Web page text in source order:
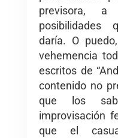
previsora,
posibilidades
daría. O
vehemencia
escritos de
contenido no
que los
improvisación
que el